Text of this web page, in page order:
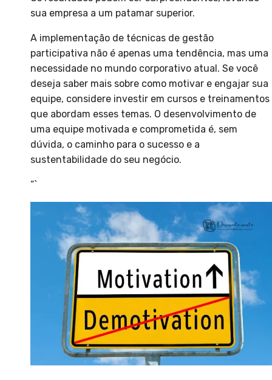
sua empresa a um patamar superior.
A implementação de técnicas de gestão
participativa não é apenas uma tendência, mas uma
necessidade no mundo corporativo atual. Se você
deseja saber mais sobre como motivar e engajar sua
equipe, considere investir em cursos e treinamentos
que abordam esses temas. O desenvolvimento de
uma equipe motivada e comprometida é, sem
dúvida, o caminho para o sucesso e a
sustentabilidade do seu negócio.
“`